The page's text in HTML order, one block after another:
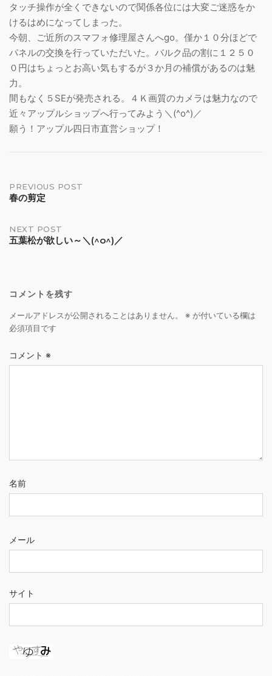
タッチ操作が全くできないので関係各位には大変ご迷惑をか
けるはめになってしまった。
今朝、ご近所のスマフォ修理屋さんへgo。僅か１０分ほどで
パネルの交換を行っていただいた。バルク品の割に１２５０
０円はちょっとお高い気もするが３か月の補償があるのは魅
力。
間もなく５SEが発売される。４Ｋ画質のカメラは魅力なので
近々アップルショップへ行ってみよう＼(^o^)／
願う！アップル四日市直営ショップ！
Post
PREVIOUS POST
春の剪定
NEXT POST
五葉松が欲しい～＼(^o^)／
コメントを残す
メールアドレスが公開されることはありません。 ※ が付いている欄は
必須項目です
コメント ※
名前
メール
サイト